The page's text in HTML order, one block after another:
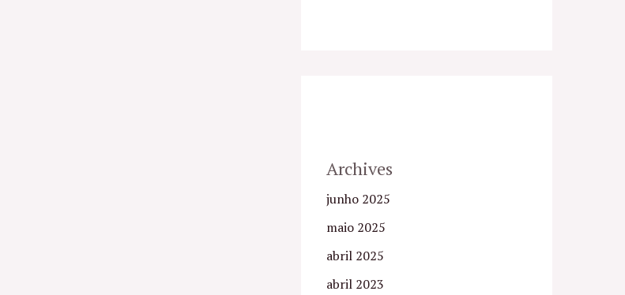
Archives
junho 2025
maio 2025
abril 2025
abril 2023